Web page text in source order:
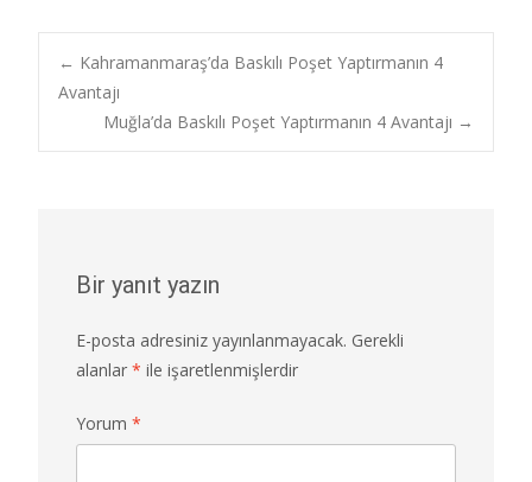
e
b
o
o
to
d
o
n
ai
l
ar
e
Post
navigation
← Kahramanmaraş’da Baskılı Poşet Yaptırmanın 4
Avantajı
Muğla’da Baskılı Poşet Yaptırmanın 4 Avantajı →
Bir yanıt yazın
E-posta adresiniz yayınlanmayacak. Gerekli
alanlar * ile işaretlenmişlerdir
Yorum *